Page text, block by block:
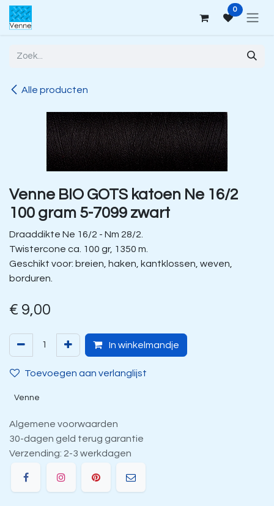
Overslaan naar inhoud 0
Alle producten
Venne BIO GOTS katoen Ne 16/2
100 gram 5-7099 zwart
Draaddikte Ne 16/2 - Nm 28/2.
Twistercone ca. 100 gr, 1350 m.
Geschikt voor: breien, haken, kantklossen, weven,
borduren.
€ 9,00
In winkelmandje
Toevoegen aan verlanglijst
Venne
Algemene voorwaarden
30-dagen geld terug garantie
Verzending: 2-3 werkdagen